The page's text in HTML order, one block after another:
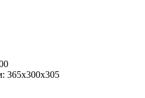
365x300x305